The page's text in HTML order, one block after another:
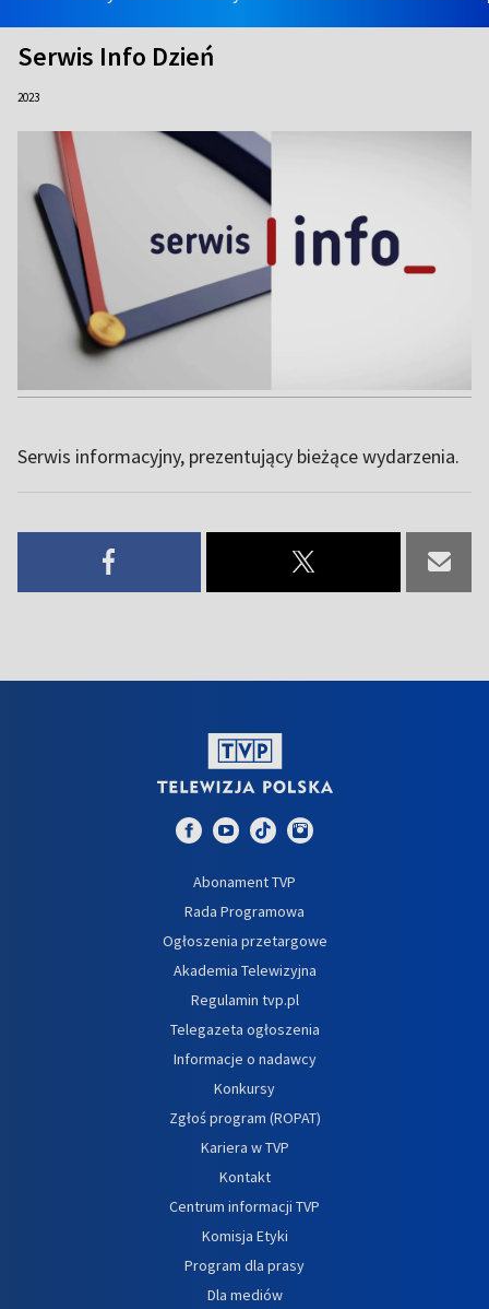
Serwis Info Dzień
2023
Serwis informacyjny, prezentujący bieżące wydarzenia.
Abonament TVP
Rada Programowa
Ogłoszenia przetargowe
Akademia Telewizyjna
Regulamin tvp.pl
Telegazeta ogłoszenia
Informacje o nadawcy
Konkursy
Zgłoś program (ROPAT)
Kariera w TVP
Kontakt
Centrum informacji TVP
Komisja Etyki
Program dla prasy
Dla mediów